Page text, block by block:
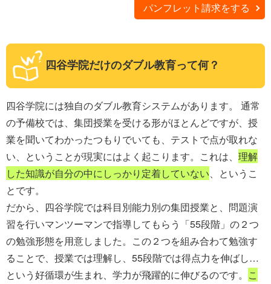
パンフレット請求をする
四谷学院だけのダブル教育って何？
四谷学院には独自のダブル教育システムがあります。 通常
の予備校では、集団授業を受ける形がほとんどですが、授
業を聞いてわかったつもりでいても、テストで点が取れな
い、ということが現実にはよく起こります。これは、 理解
した知識が自分の中にしっかり定着していない、というこ
とです。
だから、四谷学院では科目別能力別の集団授業と、問題演
習を行いマンツーマンで指導してもらう「55段階」の２つ
の勉強形態を用意しました。この２つを組み合わて勉強す
ることで、授業では理解し、55段階では得点力を伸ばし…
という好循環が生まれ、学力が飛躍的に伸びるのです。 こ